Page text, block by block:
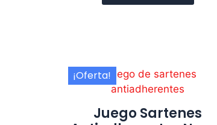
¡Oferta!
Juego Sartenes